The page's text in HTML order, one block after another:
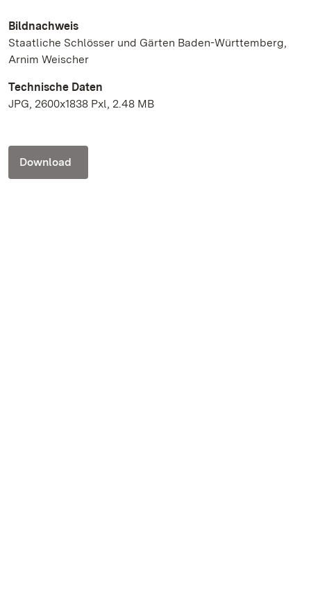
Bildnachweis
Staatliche Schlösser und Gärten Baden-Württemberg,
Arnim Weischer
Technische Daten
JPG, 2600x1838 Pxl, 2.48 MB
Download